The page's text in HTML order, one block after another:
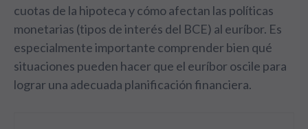
cuotas de la hipoteca y cómo afectan las políticas
monetarias (tipos de interés del BCE) al euríbor. Es
especialmente importante comprender bien qué
situaciones pueden hacer que el euríbor oscile para
lograr una adecuada planificación financiera.